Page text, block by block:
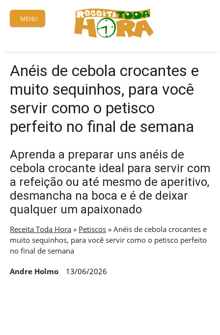
content
MENU
Anéis de cebola crocantes e
muito sequinhos, para você
servir como o petisco
perfeito no final de semana
Aprenda a preparar uns anéis de
cebola crocante ideal para servir com
a refeição ou até mesmo de aperitivo,
desmancha na boca e é de deixar
qualquer um apaixonado
Receita Toda Hora » Petiscos » Anéis de cebola crocantes e
muito sequinhos, para você servir como o petisco perfeito
no final de semana
Andre Holmo 13/06/2026